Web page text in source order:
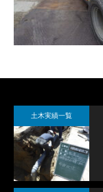
土木実績一覧